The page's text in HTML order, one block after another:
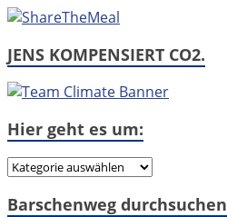
JENS KOMPENSIERT CO2.
Hier geht es um:
Hier
es
Barschenweg durchsuchen